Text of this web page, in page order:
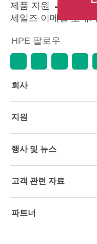
제품 지원
세일즈 이메일 보내
HPE 팔로우
회사
HPE 소개
기업의 책임
HPE Labs
지원
운영 지원 서비스
소프트웨어 및 드라이버
행사 및 뉴스
행사
고객 관련 자료
문의하기
파트너